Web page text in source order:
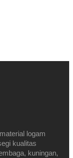
logam
kualitas
kuningan,